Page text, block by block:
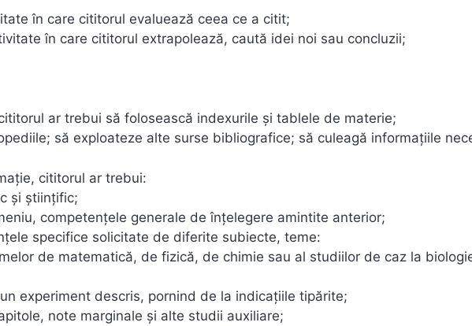
în care cititorul evaluează ceea ce a citit;
în care cititorul extrapolează, caută idei noi sau concluzii;
ar trebui să folosească indexurile și tablele de materie;
să exploateze alte surse bibliografice; să culeagă informaţiile
cititorul ar trebui:
şi ştiinţific;
competențele generale de înțelegere amintite anterior;
specifice solicitate de diferite subiecte, teme:
de matematică, de fizică, de chimie sau al studiilor de caz la
experiment descris, pornind de la indicaţiile tipărite;
note marginale şi alte studii auxiliare;